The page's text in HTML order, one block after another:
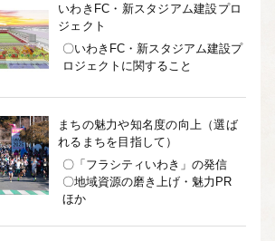
いわきFC・新スタジアム建設プロ
ジェクト
〇いわきFC・新スタジアム建設プ
ロジェクトに関すること
まちの魅力や知名度の向上（選ば
れるまちを目指して）
〇「フラシティいわき」の発信
〇地域資源の磨き上げ・魅力PR
ほか